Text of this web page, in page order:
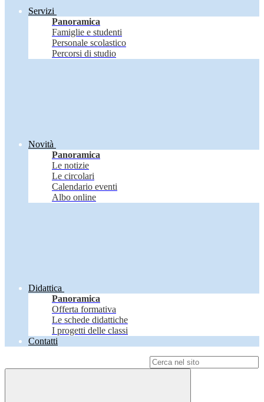
Servizi
Panoramica
Famiglie e studenti
Personale scolastico
Percorsi di studio
Novità
Panoramica
Le notizie
Le circolari
Calendario eventi
Albo online
Didattica
Panoramica
Offerta formativa
Le schede didattiche
I progetti delle classi
Contatti